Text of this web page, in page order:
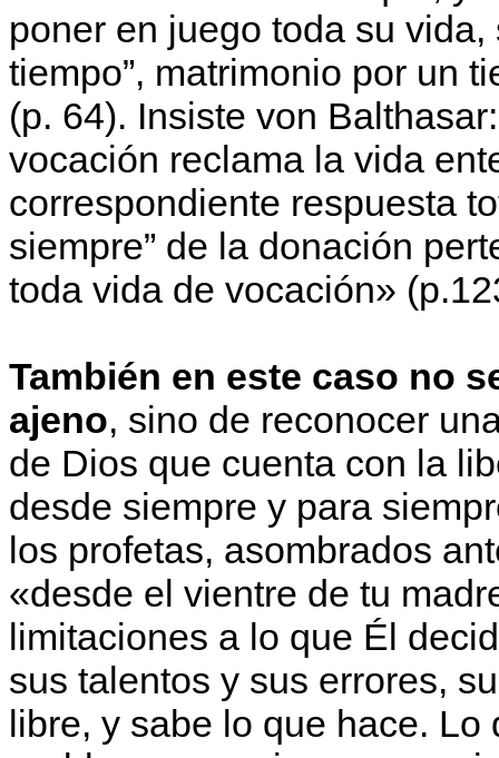
poner en juego toda su
tiempo”, matrimonio por un
(p. 64). Insiste von
vocación reclama la vida
correspondiente respuesta
siempre” de la donación
toda vida de vocación»
También en este caso no
ajeno, sino de reconocer
de Dios que cuenta con la
desde siempre y para
los profetas, asombrados
«desde el vientre de tu
limitaciones a lo que Él
sus talentos y sus errores,
libre, y sabe lo que hace.